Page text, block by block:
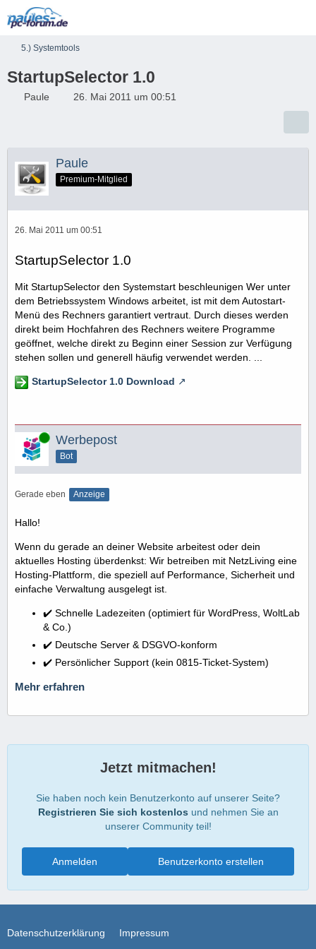
5.) Systemtools
StartupSelector 1.0
Paule 26. Mai 2011 um 00:51
Paule
Premium-Mitglied
26. Mai 2011 um 00:51
StartupSelector 1.0
Mit StartupSelector den Systemstart beschleunigen Wer unter
dem Betriebssystem Windows arbeitet, ist mit dem Autostart-
Menü des Rechners garantiert vertraut. Durch dieses werden
direkt beim Hochfahren des Rechners weitere Programme
geöffnet, welche direkt zu Beginn einer Session zur Verfügung
stehen sollen und generell häufig verwendet werden. ...
StartupSelector 1.0 Download
Online Werbepost
Bot
Gerade eben Anzeige
Hallo!
Wenn du gerade an deiner Website arbeitest oder dein
aktuelles Hosting überdenkst: Wir betreiben mit NetzLiving eine
Hosting-Plattform, die speziell auf Performance, Sicherheit und
einfache Verwaltung ausgelegt ist.
✔️ Schnelle Ladezeiten (optimiert für WordPress, WoltLab
& Co.)
✔️ Deutsche Server & DSGVO-konform
✔️ Persönlicher Support (kein 0815-Ticket-System)
Mehr erfahren
Jetzt mitmachen!
Sie haben noch kein Benutzerkonto auf unserer Seite?
Registrieren Sie sich kostenlos und nehmen Sie an
unserer Community teil!
Benutzerkonto erstellen
Anmelden
Datenschutzerklärung Impressum